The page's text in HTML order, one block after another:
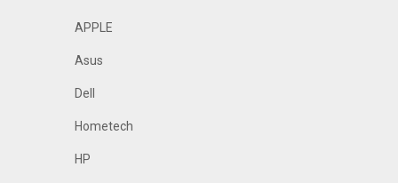
APPLE
Asus
Dell
Hometech
HP